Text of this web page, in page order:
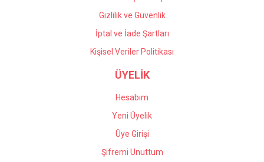
Gizlilik ve Güvenlik
İptal ve İade Şartları
Kişisel Veriler Politikası
ÜYELİK
Hesabım
Yeni Üyelik
Üye Girişi
Şifremi Unuttum